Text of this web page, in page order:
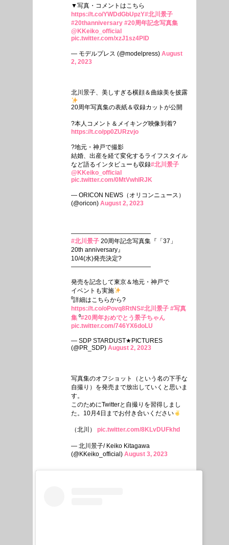
▼写真・コメントはこちら
https://t.co/YWDdGbUpzY#北川景子
#20thanniversary #20周年記念写真集
@KKeiko_official
pic.twitter.com/xzJ1sz4PlD
— モデルプレス (@modelpress) August
2, 2023
北川景子、美しすぎる横顔＆曲線美を披露
20周年写真集の表紙＆収録カットが公開
?本人コメント＆メイキング映像到着?
https://t.co/pp0ZURzvjo
?地元・神戸で撮影
結婚、出産を経て変化するライフスタイル
など語るインタビューも収録#北川景子
@KKeiko_official
pic.twitter.com/0MtVwhlRJK
— ORICON NEWS（オリコンニュース）
(@oricon) August 2, 2023
—————————————
#北川景子 20周年記念写真集『「37」
20th anniversary』
10/4(水)発売決定?
—————————————
発売を記念して東京＆地元・神戸で
イベントも実施
⁰詳細はこちらから?
https://t.co/oPovq8RtNS#北川景子 #写真
集 ⁰#20周年おめでとう景子ちゃん
pic.twitter.com/746YX6doLU
— SDP STARDUST★PICTURES
(@PR_SDP) August 2, 2023
写真集のオフショット（という名の下手な
自撮り）を発売まで放出していくと思いま
す。
このためにTwitterと自撮りを習得しまし
た。10月4日までお付き合いください
（北川） pic.twitter.com/8KLvDUFkhd
— 北川景子/ Keiko Kitagawa
(@KKeiko_official) August 3, 2023